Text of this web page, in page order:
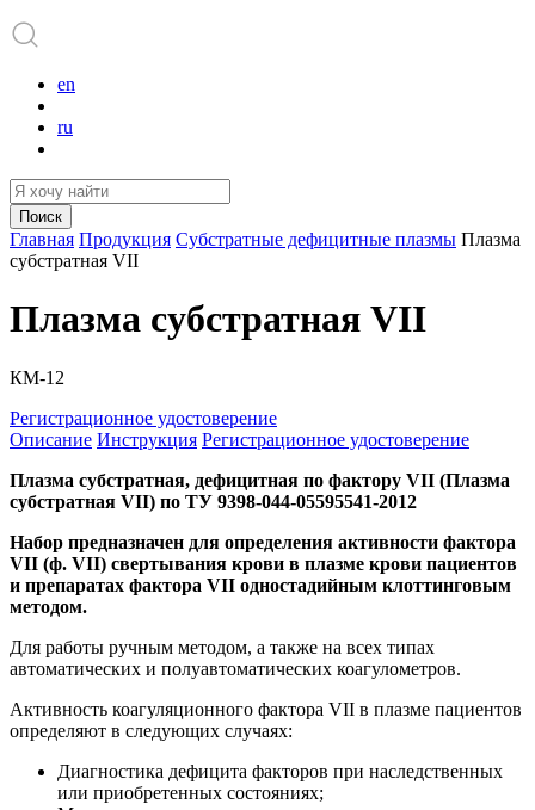
en
ru
Поиск
Главная Продукция Субстратные дефицитные плазмы Плазма
субстратная VII
Плазма субстратная VII
КМ-12
Регистрационное удостоверение
Описание Инструкция Регистрационное удостоверение
Плазма субстратная, дефицитная по фактору VII (Плазма
субстратная VII) по ТУ 9398-044-05595541-2012
Набор предназначен для определения активности фактора
VII (ф. VII) свертывания крови в плазме крови пациентов
и препаратах фактора VII одностадийным клоттинговым
методом.
Для работы ручным методом, а также на всех типах
автоматических и полуавтоматических коагулометров.
Активность коагуляционного фактора VII в плазме пациентов
определяют в следующих случаях:
Диагностика дефицита факторов при наследственных
или приобретенных состояниях;